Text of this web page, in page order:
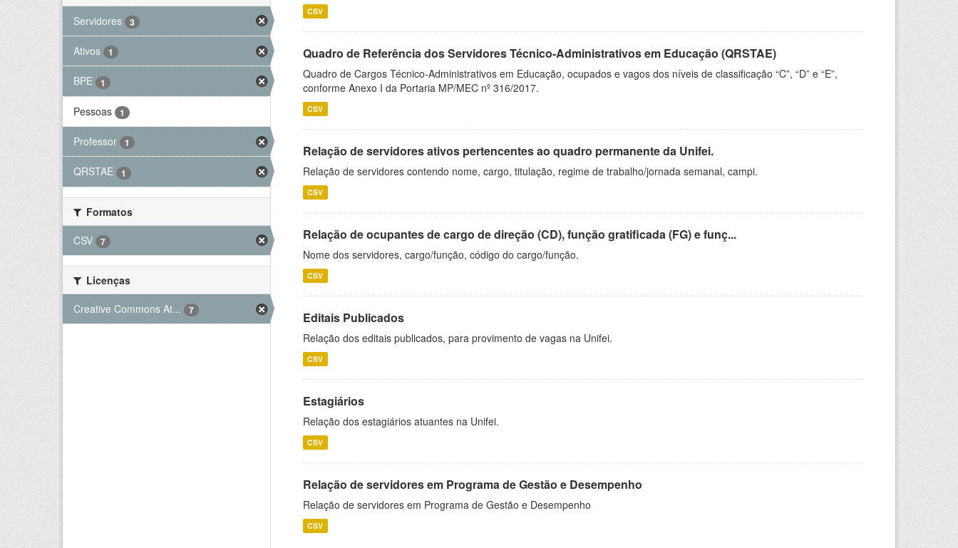
Servidores
3
Ativos 1
BPE 1
Pessoas 1
Professor 1
QRSTAE 1
Formatos
CSV
7
Licenças
Creative Commons At...
7
CSV
Quadro de Referência dos Servidores Técnico-Administrativos em Educação (QRSTAE)
Quadro de Cargos Técnico-Administrativos em Educação, ocupados e vagos dos níveis de classificação “C”, “D” e “E”,
conforme Anexo I da Portaria MP/MEC nº 316/2017.
CSV
Relação de servidores ativos pertencentes ao quadro permanente da Unifei.
Relação de servidores contendo nome, cargo, titulação, regime de trabalho/jornada semanal, campi.
CSV
Relação de ocupantes de cargo de direção (CD), função gratificada (FG) e funç...
Nome dos servidores, cargo/função, código do cargo/função.
CSV
Editais Publicados
Relação dos editais publicados, para provimento de vagas na Unifei.
CSV
Estagiários
Relação dos estagiários atuantes na Unifei.
CSV
Relação de servidores em Programa de Gestão e Desempenho
Relação de servidores em Programa de Gestão e Desempenho
CSV